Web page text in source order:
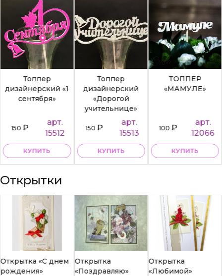
Топпер
дизайнерский «1
сентября»
150₽
арт.
15512
КУПИТЬ
Топпер
дизайнерский
«Дорогой
учительнице»
150₽
арт.
15513
КУПИТЬ
ТОППЕР
«МАМУЛЕ»
100₽
арт.
12066
КУПИТЬ
Открытки
Открытка «С днем
рождения»
Открытка
«Поздравляю»
Открытка
«Любимой»